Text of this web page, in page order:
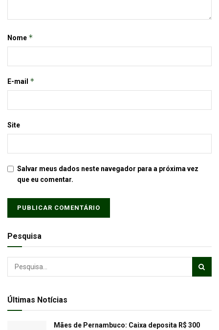
Nome *
E-mail *
Site
Salvar meus dados neste navegador para a próxima vez
que eu comentar.
Pesquisa
Últimas Notícias
Mães de Pernambuco: Caixa deposita R$ 300